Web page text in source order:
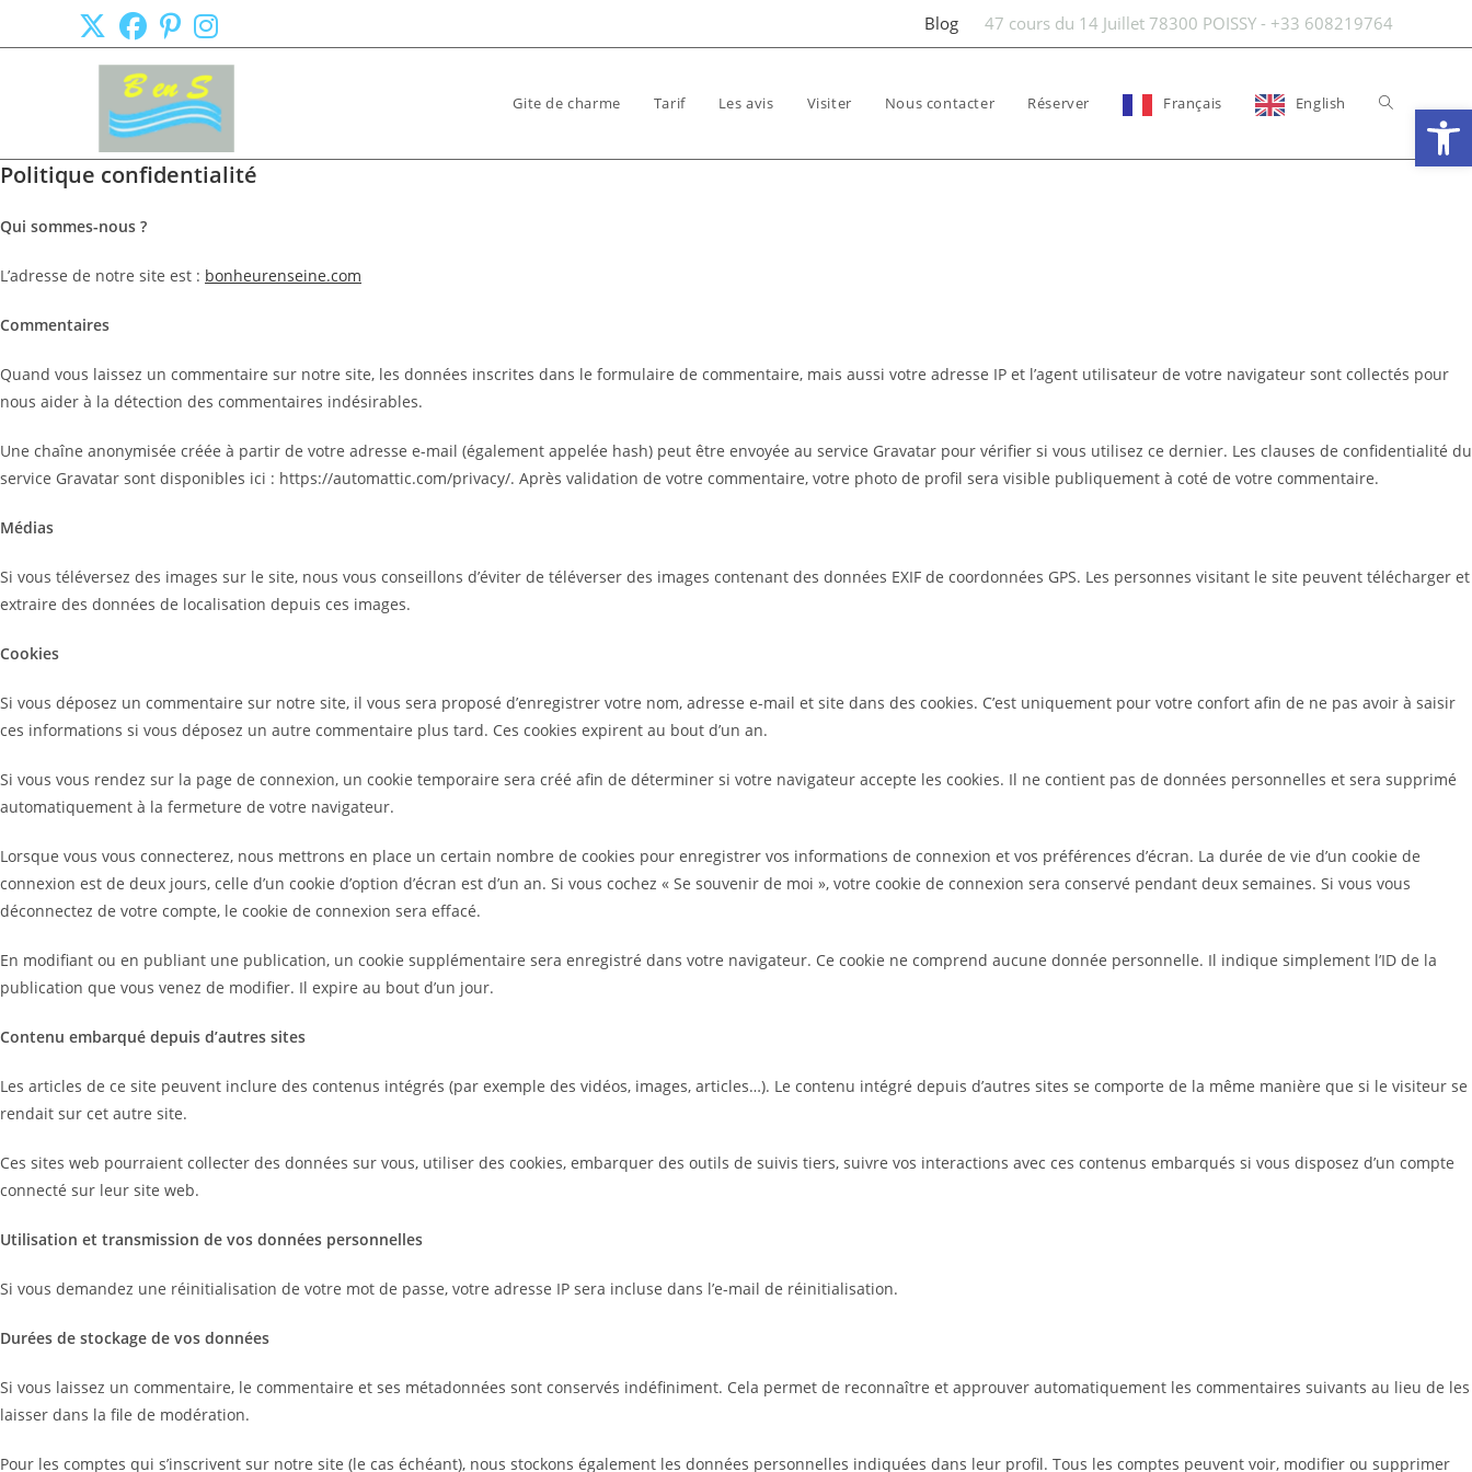
Blog 47 cours du 14 Juillet 78300 POISSY - +33 608219764
Gite de charme Tarif Les avis Visiter Nous contacter Réserver Français English Toggle
Politique confidentialité
Qui sommes-nous ?
L’adresse de notre site est : bonheurenseine.com
Commentaires
Quand vous laissez un commentaire sur notre site, les données inscrites dans le formulaire de commentaire, mais aussi votre adresse IP et l’agent utilisateur de votre navigateur sont collectés pour
nous aider à la détection des commentaires indésirables.
Une chaîne anonymisée créée à partir de votre adresse e-mail (également appelée hash) peut être envoyée au service Gravatar pour vérifier si vous utilisez ce dernier. Les clauses de confidentialité du
service Gravatar sont disponibles ici : https://automattic.com/privacy/. Après validation de votre commentaire, votre photo de profil sera visible publiquement à coté de votre commentaire.
Médias
Si vous téléversez des images sur le site, nous vous conseillons d’éviter de téléverser des images contenant des données EXIF de coordonnées GPS. Les personnes visitant le site peuvent télécharger et
extraire des données de localisation depuis ces images.
Cookies
Si vous déposez un commentaire sur notre site, il vous sera proposé d’enregistrer votre nom, adresse e-mail et site dans des cookies. C’est uniquement pour votre confort afin de ne pas avoir à saisir
ces informations si vous déposez un autre commentaire plus tard. Ces cookies expirent au bout d’un an.
Si vous vous rendez sur la page de connexion, un cookie temporaire sera créé afin de déterminer si votre navigateur accepte les cookies. Il ne contient pas de données personnelles et sera supprimé
automatiquement à la fermeture de votre navigateur.
Lorsque vous vous connecterez, nous mettrons en place un certain nombre de cookies pour enregistrer vos informations de connexion et vos préférences d’écran. La durée de vie d’un cookie de
connexion est de deux jours, celle d’un cookie d’option d’écran est d’un an. Si vous cochez « Se souvenir de moi », votre cookie de connexion sera conservé pendant deux semaines. Si vous vous
déconnectez de votre compte, le cookie de connexion sera effacé.
En modifiant ou en publiant une publication, un cookie supplémentaire sera enregistré dans votre navigateur. Ce cookie ne comprend aucune donnée personnelle. Il indique simplement l’ID de la
publication que vous venez de modifier. Il expire au bout d’un jour.
Contenu embarqué depuis d’autres sites
Les articles de ce site peuvent inclure des contenus intégrés (par exemple des vidéos, images, articles…). Le contenu intégré depuis d’autres sites se comporte de la même manière que si le visiteur se
rendait sur cet autre site.
Ces sites web pourraient collecter des données sur vous, utiliser des cookies, embarquer des outils de suivis tiers, suivre vos interactions avec ces contenus embarqués si vous disposez d’un compte
connecté sur leur site web.
Utilisation et transmission de vos données personnelles
Si vous demandez une réinitialisation de votre mot de passe, votre adresse IP sera incluse dans l’e-mail de réinitialisation.
Durées de stockage de vos données
Si vous laissez un commentaire, le commentaire et ses métadonnées sont conservés indéfiniment. Cela permet de reconnaître et approuver automatiquement les commentaires suivants au lieu de les
laisser dans la file de modération.
Pour les comptes qui s’inscrivent sur notre site (le cas échéant), nous stockons également les données personnelles indiquées dans leur profil. Tous les comptes peuvent voir, modifier ou supprimer